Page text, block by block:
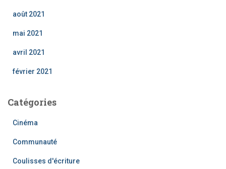
août 2021
mai 2021
avril 2021
février 2021
Catégories
Cinéma
Communauté
Coulisses d'écriture